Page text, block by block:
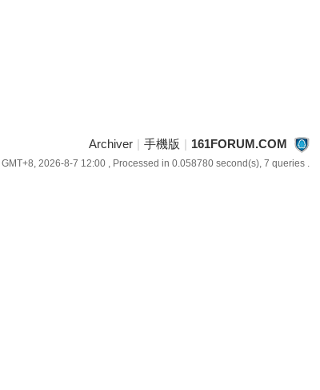
Archiver | 手機版 | 161FORUM.COM
GMT+8, 2026-8-7 12:00, Processed in 0.058780 second(s), 7 queries .